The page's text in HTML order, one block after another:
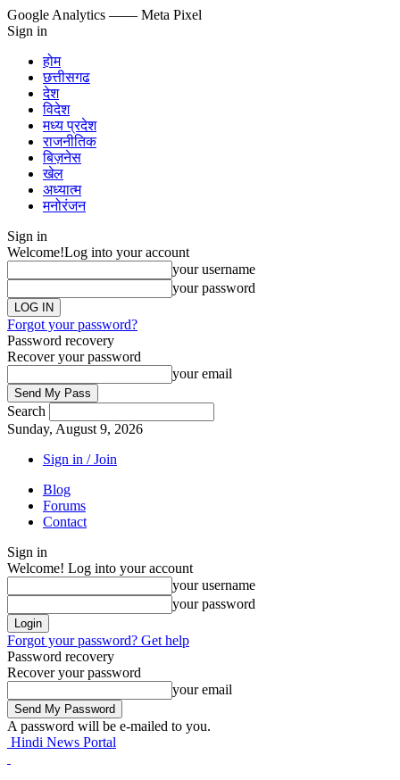
Google Analytics —— Meta Pixel
Sign in
होम
छत्तीसगढ
देश
विदेश
मध्य प्रदेश
राजनीतिक
बिज़नेस
खेल
अध्यात्म
मनोरंजन
Sign in
Welcome!Log into your account
your username
your password
Forgot your password?
Password recovery
Recover your password
your email
Search
Sunday, August 9, 2026
Sign in / Join
Blog
Forums
Contact
Sign in
Welcome! Log into your account
your username
your password
Forgot your password? Get help
Password recovery
Recover your password
your email
A password will be e-mailed to you.
Hindi News Portal